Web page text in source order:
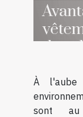
dans
À l'aube
sont au